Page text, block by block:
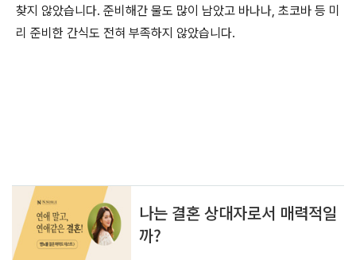
찾지 않았습니다. 준비해간 물도 많이 남았고 바나나, 초코바 등 미
리 준비한 간식도 전혀 부족하지 않았습니다.